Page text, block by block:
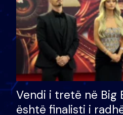
Vendi i tretë në Big
është finalisti i